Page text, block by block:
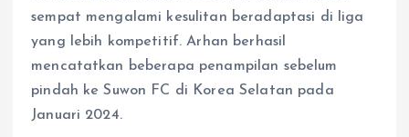
sempat mengalami kesulitan beradaptasi di liga
yang lebih kompetitif. Arhan berhasil
mencatatkan beberapa penampilan sebelum
pindah ke Suwon FC di Korea Selatan pada
Januari 2024.